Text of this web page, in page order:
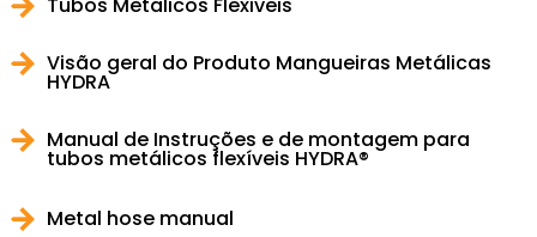
Tubos Metalicos Flexiveis
Visão geral do Produto Mangueiras Metálicas
HYDRA
Manual de Instruções e de montagem para
tubos metálicos flexíveis HYDRA®
Metal hose manual